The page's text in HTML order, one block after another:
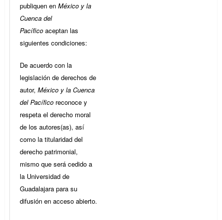
publiquen en México y la
Cuenca del
Pacífico aceptan las
siguientes condiciones:
De acuerdo con la
legislación de derechos de
autor, México y la Cuenca
del Pacífico reconoce y
respeta el derecho moral
de los autores(as), así
como la titularidad del
derecho patrimonial,
mismo que será cedido a
la Universidad de
Guadalajara para su
difusión en acceso abierto.